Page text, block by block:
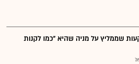
שממליץ על מניה שהיא "כמו לקנות